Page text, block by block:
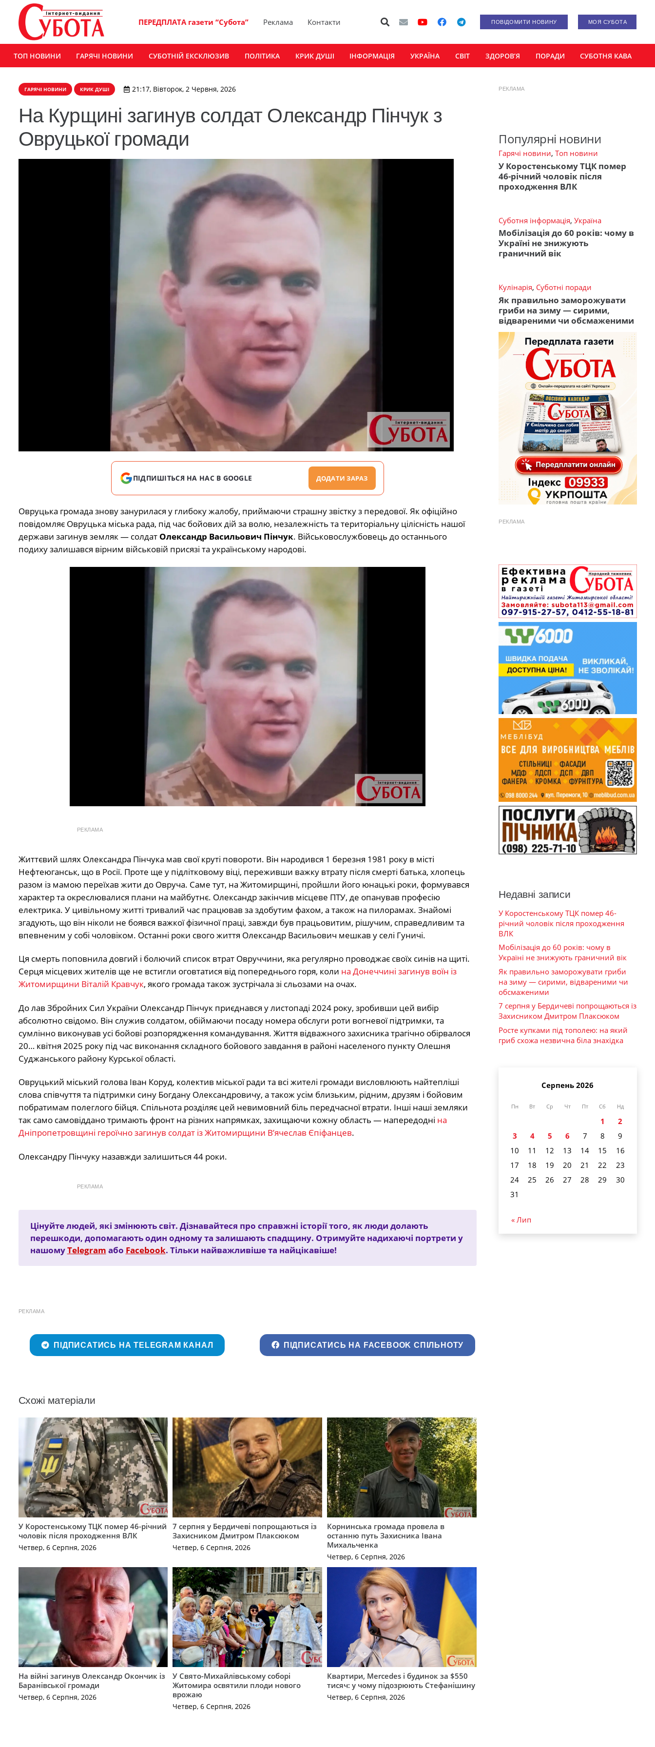
ПЕРЕДПЛАТА газети “Субота” Реклама Контакти ПОВІДОМИТИ НОВИНУ МОЯ СУБОТА
ТОП НОВИНИ ГАРЯЧІ НОВИНИ СУБОТНІЙ ЕКСКЛЮЗИВ ПОЛІТИКА КРИК ДУШІ ІНФОРМАЦІЯ УКРАЇНА СВІТ ЗДОРОВ’Я ПОРАДИ СУБОТНЯ КАВА
ГАРЯЧІ НОВИНИ КРИК ДУШІ 21:17, Вівторок, 2 Червня, 2026
На Курщині загинув солдат Олександр Пінчук з
Овруцької громади
ПІДПИШІТЬСЯ НА НАС В GOOGLE ДОДАТИ ЗАРАЗ
Овруцька громада знову занурилася у глибоку жалобу, приймаючи страшну звістку з передової. Як офіційно
повідомляє Овруцька міська рада, під час бойових дій за волю, незалежність та територіальну цілісність нашої
держави загинув земляк — солдат Олександр Васильович Пінчук. Військовослужбовець до останнього
подиху залишався вірним військовій присязі та українському народові.
РЕКЛАМА
Життєвий шлях Олександра Пінчука мав свої круті повороти. Він народився 1 березня 1981 року в місті
Нефтеюганськ, що в Росії. Проте ще у підлітковому віці, переживши важку втрату після смерті батька, хлопець
разом із мамою переїхав жити до Овруча. Саме тут, на Житомирщині, пройшли його юнацькі роки, формувався
характер та окреслювалися плани на майбутнє. Олександр закінчив місцеве ПТУ, де опанував професію
електрика. У цивільному житті тривалий час працював за здобутим фахом, а також на пилорамах. Знайомі
згадують, що він ніколи не боявся важкої фізичної праці, завжди був працьовитим, рішучим, справедливим та
впевненим у собі чоловіком. Останні роки свого життя Олександр Васильович мешкав у селі Гуничі.
Ця смерть поповнила довгий і болючий список втрат Овруччини, яка регулярно проводжає своїх синів на щиті.
Серця місцевих жителів ще не встигли оговтатися від попереднього горя, коли на Донеччині загинув воїн із
Житомирщини Віталій Кравчук, якого громада також зустрічала зі сльозами на очах.
До лав Збройних Сил України Олександр Пінчук приєднався у листопаді 2024 року, зробивши цей вибір
абсолютно свідомо. Він служив солдатом, обіймаючи посаду номера обслуги роти вогневої підтримки, та
сумлінно виконував усі бойові розпорядження командування. Життя відважного захисника трагічно обірвалося
20… квітня 2025 року під час виконання складного бойового завдання в районі населеного пункту Олешня
Суджанського району Курської області.
Овруцький міський голова Іван Коруд, колектив міської ради та всі жителі громади висловлюють найтепліші
слова співчуття та підтримки сину Богдану Олександровичу, а також усім близьким, рідним, друзям і бойовим
побратимам полеглого бійця. Спільнота розділяє цей невимовний біль передчасної втрати. Інші наші земляки
так само самовіддано тримають фронт на різних напрямках, захищаючи кожну область — напередодні на
Дніпропетровщині героїчно загинув солдат із Житомирщини В’ячеслав Єпіфанцев.
Олександру Пінчуку назавжди залишиться 44 роки.
РЕКЛАМА
Цінуйте людей, які змінюють світ. Дізнавайтеся про справжні історії того, як люди долають
перешкоди, допомагають один одному та залишають спадщину. Отримуйте надихаючі портрети у
нашомуTelegram або Facebook. Тільки найважливіше та найцікавіше!
РЕКЛАМА
ПІДПИСАТИСЬ НА TELEGRAM КАНАЛ ПІДПИСАТИСЬ НА FACEBOOK СПІЛЬНОТУ
Схожі матеріали
У Коростенському ТЦК помер 46-річний
чоловік після проходження ВЛК
Четвер, 6 Серпня, 2026
7 серпня у Бердичеві попрощаються із
Захисником Дмитром Плаксюком
Четвер, 6 Серпня, 2026
Корнинська громада провела в
останню путь Захисника Івана
Михальченка
Четвер, 6 Серпня, 2026
На війні загинув Олександр Окончик із
Баранівської громади
Четвер, 6 Серпня, 2026
У Свято-Михайлівському соборі
Житомира освятили плоди нового
врожаю
Четвер, 6 Серпня, 2026
Квартири, Mercedes і будинок за $550
тисяч: у чому підозрюють Стефанішину
Четвер, 6 Серпня, 2026
РЕКЛАМА
Популярні новини
Гарячі новини, Топ новини
У Коростенському ТЦК помер
46-річний чоловік після
проходження ВЛК
Суботня інформація, Україна
Мобілізація до 60 років: чому в
Україні не знижують
граничний вік
Кулінарія, Суботні поради
Як правильно заморожувати
гриби на зиму — сирими,
відвареними чи обсмаженими
РЕКЛАМА
Недавні записи
У Коростенському ТЦК помер 46-
річний чоловік після проходження
ВЛК
Мобілізація до 60 років: чому в
Україні не знижують граничний вік
Як правильно заморожувати гриби
на зиму — сирими, відвареними чи
обсмаженими
7 серпня у Бердичеві попрощаються із
Захисником Дмитром Плаксюком
Росте купками під тополею: на який
гриб схожа незвична біла знахідка
Серпень 2026
Пн Вт Ср Чт Пт Сб Нд
1
2
3
4 5 6 7 8
9
10
11 12 13 14 15
16
17
18 19 20 21 22
23
24
25 26 27 28 29
30
31
« Лип